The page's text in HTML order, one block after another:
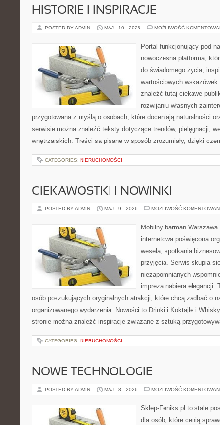
HISTORIE I INSPIRACJE
POSTED BY ADMIN MAJ - 10 - 2026 MOŻLIWOŚĆ
Portal funkcjonujący pod
nowoczesna platforma,
do świadomego życia,
wartościowych
znaleźć tutaj ciekawe
rozwijaniu własnych
przygotowana z myślą o osobach, które doceniają naturalności
serwisie można znaleźć teksty dotyczące trendów, pielęgnacji,
wnętrzarskich. Treści są pisane w sposób zrozumiały, dzięki
CATEGORIES: NIERUCHOMOŚCI
CIEKAWOSTKI I NOWINKI
POSTED BY ADMIN MAJ - 9 - 2026 MOŻLIWOŚĆ
Mobilny barman
internetowa poświęcona
wesela, spotkania
przyjęcia. Serwis skupia
niezapomnianych
impreza nabiera elegancji.
osób poszukujących oryginalnych atrakcji, które chcą zadbać o
organizowanego wydarzenia. Nowości to Drinki i Koktajle i
stronie można znaleźć inspiracje związane z sztuką
CATEGORIES: NIERUCHOMOŚCI
NOWE TECHNOLOGIE
POSTED BY ADMIN MAJ - 8 - 2026 MOŻLIWOŚĆ
Sklep-Feniks.pl to stale
dla osób, które cenią